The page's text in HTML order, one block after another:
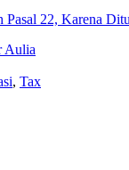
Pasal 22, Karena
Aulia
, Tax